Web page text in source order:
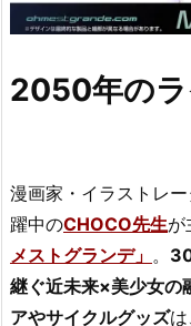
2050年のラ
漫画家・イラストレ
躍中のCHOCO先生が
メストグランデ」 。
継ぐ近未来×美少女の
アやサイクルグッズは